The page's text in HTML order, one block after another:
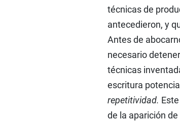
técnicas de
antecedieron, y
Antes de
necesario
técnicas
escritura
repetitividad.
de la aparición